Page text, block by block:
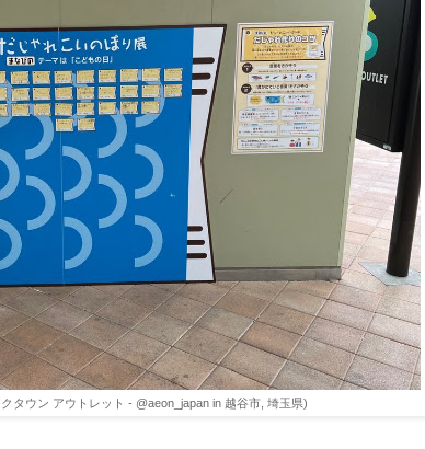
タウン アウトレット - @aeon_japan in 越谷市, 埼玉県)